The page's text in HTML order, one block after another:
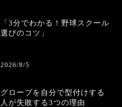
「3分でわかる！野球スクール
選びのコツ」
2026/8/5
グローブを自分で型付けする
人が失敗する3つの理由